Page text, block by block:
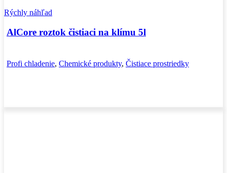
Rýchly náhľad
AlCore roztok čistiaci na klímu 5l
Profi chladenie, Chemické produkty, Čistiace prostriedky